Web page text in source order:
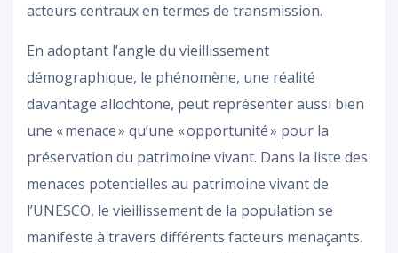
acteurs centraux en termes de transmission.
En adoptant l’angle du vieillissement
démographique, le phénomène, une réalité
davantage allochtone, peut représenter aussi bien
une « menace » qu’une « opportunité » pour la
préservation du patrimoine vivant. Dans la liste des
menaces potentielles au patrimoine vivant de
l’UNESCO, le vieillissement de la population se
manifeste à travers différents facteurs menaçants.